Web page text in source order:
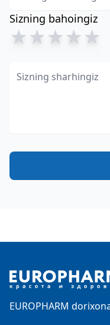
Sizning bahoingiz
★★★★★
EUROPHARM